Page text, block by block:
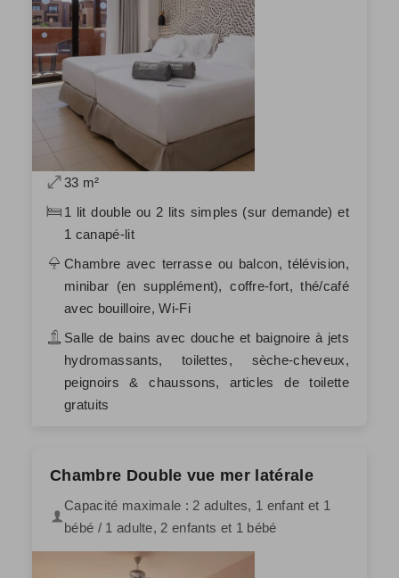
33 m²
1 lit double ou 2 lits simples (sur demande) et
1 canapé-lit
Chambre avec terrasse ou balcon, télévision,
minibar (en supplément), coffre-fort, thé/café
avec bouilloire, Wi-Fi
Salle de bains avec douche et baignoire à jets
hydromassants, toilettes, sèche-cheveux,
peignoirs & chaussons, articles de toilette
gratuits
Chambre Double vue mer latérale
Capacité maximale : 2 adultes, 1 enfant et 1
bébé / 1 adulte, 2 enfants et 1 bébé